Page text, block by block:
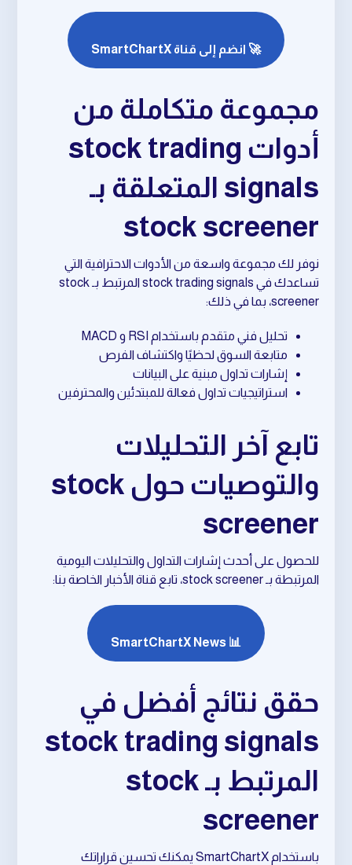
🚀 انضم إلى قناة SmartChartX
مجموعة متكاملة من
أدوات stock trading
signals المتعلقة بـ
stock screener
نوفر لك مجموعة واسعة من الأدوات الاحترافية التي
تساعدك في stock trading signals المرتبط بـ stock
screener، بما في ذلك:
تحليل فني متقدم باستخدام RSI و MACD
متابعة السوق لحظيًا واكتشاف الفرص
إشارات تداول مبنية على البيانات
استراتيجيات تداول فعالة للمبتدئين والمحترفين
تابع آخر التحليلات
والتوصيات حول stock
screener
للحصول على أحدث إشارات التداول والتحليلات اليومية
المرتبطة بـ stock screener، تابع قناة الأخبار الخاصة بنا:
📊 SmartChartX News
حقق نتائج أفضل في
stock trading signals
المرتبط بـ stock
screener
باستخدام SmartChartX يمكنك تحسين قراراتك